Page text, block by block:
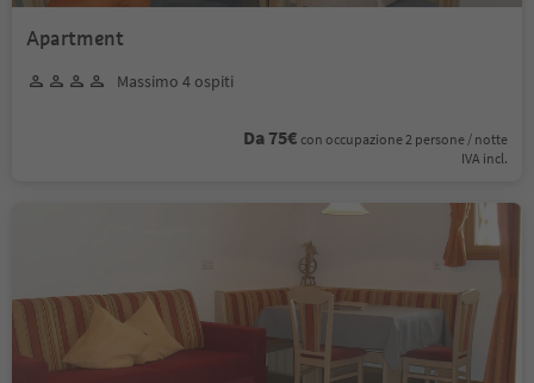
Apartment
Massimo 4 ospiti
Da 75€ con occupazione 2 persone / notte
IVA incl.